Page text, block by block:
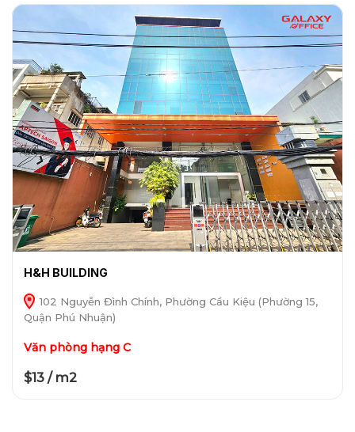
H&H BUILDING
102 Nguyễn Đình Chính, Phường Cầu Kiệu (Phường 15,
Quận Phú Nhuận)
Văn phòng hạng C
$13 / m2